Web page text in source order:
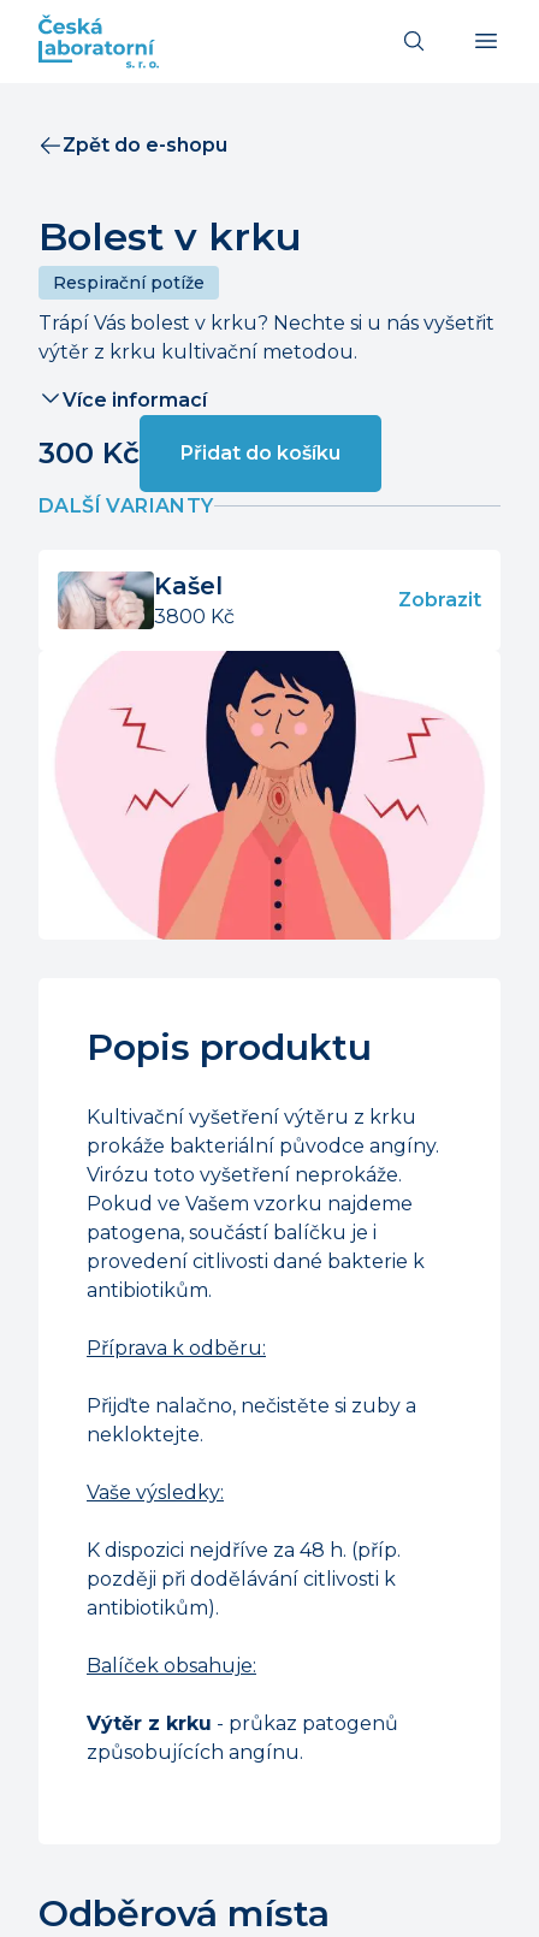
Zpět do e-shopu
Bolest v krku
Respirační potíže
Trápí Vás bolest v krku? Nechte si u nás vyšetřit
výtěr z krku kultivační metodou.
Více informací
300 Kč Přidat do košíku
DALŠÍ VARIANTY
Kašel
3800 Kč
Zobrazit
Popis produktu
Kultivační vyšetření výtěru z krku
prokáže bakteriální původce angíny.
Virózu toto vyšetření neprokáže.
Pokud ve Vašem vzorku najdeme
patogena, součástí balíčku je i
provedení citlivosti dané bakterie k
antibiotikům.
Příprava k odběru:
Přijďte nalačno, nečistěte si zuby a
nekloktejte.
Vaše výsledky:
K dispozici nejdříve za 48 h. (příp.
později při dodělávání citlivosti k
antibiotikům).
Balíček obsahuje:
Výtěr z krku - průkaz patogenů
způsobujících angínu.
Odběrová místa